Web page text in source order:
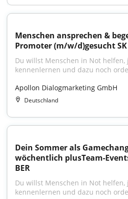
Menschen ansprechen &
Promoter (m/w/d)gesucht SK
Du willst Menschen in Not helfen,
kennenlernen und dazu noch
Apollon Dialogmarketing GmbH
Deutschland
Dein Sommer als
wöchentlich plusTeam-
BER
Du willst Menschen in Not helfen,
kennenlernen und dazu noch